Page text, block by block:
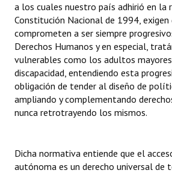
a los cuales nuestro país adhirió en la
Constitución Nacional de 1994,
comprometen a ser siempre
Derechos Humanos y en especial,
vulnerables como los adultos
discapacidad, entendiendo esta
obligación de tender al diseño de
ampliando y complementando
nunca retrotrayendo los mismos.
Dicha normativa entiende que el
autónoma es un derecho universal de